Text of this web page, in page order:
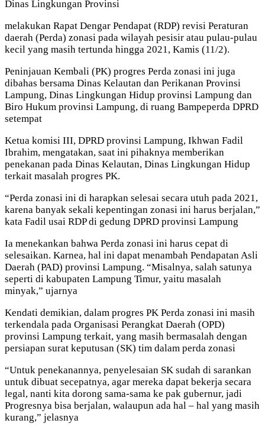
Dinas Lingkungan Provinsi
melakukan Rapat Dengar Pendapat (RDP) revisi Peraturan
daerah (Perda) zonasi pada wilayah pesisir atau pulau-pulau
kecil yang masih tertunda hingga 2021, Kamis (11/2).
Peninjauan Kembali (PK) progres Perda zonasi ini juga
dibahas bersama Dinas Kelautan dan Perikanan Provinsi
Lampung, Dinas Lingkungan Hidup provinsi Lampung dan
Biro Hukum provinsi Lampung, di ruang Bampeperda DPRD
setempat
Ketua komisi III, DPRD provinsi Lampung, Ikhwan Fadil
Ibrahim, mengatakan, saat ini pihaknya memberikan
penekanan pada Dinas Kelautan, Dinas Lingkungan Hidup
terkait masalah progres PK.
“Perda zonasi ini di harapkan selesai secara utuh pada 2021,
karena banyak sekali kepentingan zonasi ini harus berjalan,”
kata Fadil usai RDP di gedung DPRD provinsi Lampung
Ia menekankan bahwa Perda zonasi ini harus cepat di
selesaikan. Karnea, hal ini dapat menambah Pendapatan Asli
Daerah (PAD) provinsi Lampung. “Misalnya, salah satunya
seperti di kabupaten Lampung Timur, yaitu masalah
minyak,” ujarnya
Kendati demikian, dalam progres PK Perda zonasi ini masih
terkendala pada Organisasi Perangkat Daerah (OPD)
provinsi Lampung terkait, yang masih bermasalah dengan
persiapan surat keputusan (SK) tim dalam perda zonasi
“Untuk penekanannya, penyelesaian SK sudah di sarankan
untuk dibuat secepatnya, agar mereka dapat bekerja secara
legal, nanti kita dorong sama-sama ke pak gubernur, jadi
Progresnya bisa berjalan, walaupun ada hal – hal yang masih
kurang,” jelasnya